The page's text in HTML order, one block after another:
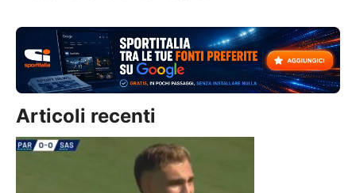
Articoli recenti